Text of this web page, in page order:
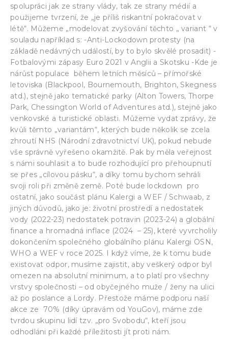
spolupráci jak ze strany vlády, tak ze strany médií a
použijeme tvrzení, že „je příliš riskantní pokračovat v
létě“. Můžeme „modelovat zvyšování těchto „ variant “ v
souladu například s: -Anti-Lockodown protesty (na
základě nedávných událostí, by to bylo skvělé prosadit) -
Fotbalovými zápasy Euro 2021 v Anglii a Skotsku -Kde je
nárůst populace během letních měsíců – přímořské
letoviska (Blackpool, Bournemouth, Brighton, Skegness
atd.), stejně jako tematické parky (Alton Towers, Thorpe
Park, Chessington World of Adventures atd.), stejně jako
venkovské a turistické oblasti. Můžeme vydat zprávy, že
kvůli těmto „variantám“, kterých bude několik se zcela
zhroutí NHS (Národní zdravotnictví UK), pokud nebude
vše správně vyřešeno okamžitě. Pak by měla veřejnost
s námi souhlasit a to bude rozhodující pro přehoupnutí
se přes „cílovou pásku“, a díky tomu bychom sehráli
svoji roli při změně země. Poté bude lockdown pro
ostatní, jako součást plánu Kalergi a WEF / Schwaab, z
jiných důvodů, jako je: životní prostředí a nedostatek
vody (2022-23) nedostatek potravin (2023-24) a globální
finance a hromadná inflace (2024 – 25), které vyvrcholily
dokončením společného globálního plánu Kalergi OSN,
WHO a WEF v roce 2025. I když víme, že k tomu bude
existovat odpor, musíme zajistit, aby veškerý odpor byl
omezen na absolutní minimum, a to platí pro všechny
vrstvy společnosti – od obyčejného muže / ženy na ulici
až po poslance a Lordy. Přestože máme podporu naší
akce ze 70% (díky úpravám od YouGov), máme zde
tvrdou skupinu lidí tzv. „pro Svobodu“, kteří jsou
odhodláni při každé příležitosti jít proti nám.